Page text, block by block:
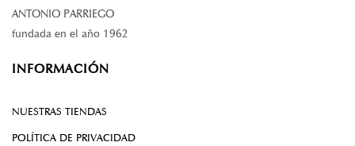
ANTONIO PARRIEGO
fundada en el año 1962
INFORMACIÓN
NUESTRAS TIENDAS
POLÍTICA DE PRIVACIDAD